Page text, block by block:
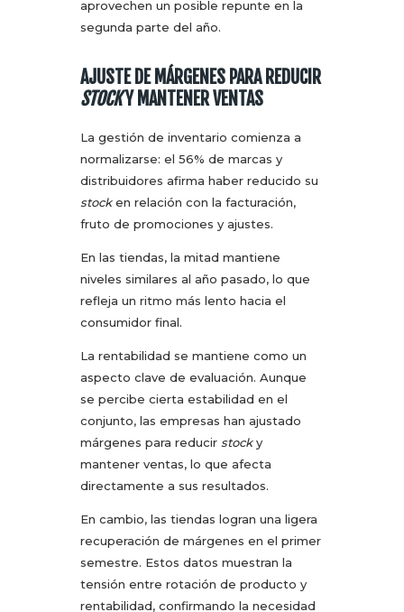
aprovechen un posible repunte en la
segunda parte del año.
AJUSTE DE MÁRGENES PARA REDUCIR
STOCKY MANTENER VENTAS
La gestión de inventario comienza a
normalizarse: el 56% de marcas y
distribuidores afirma haber reducido su
stocken relación con la facturación,
fruto de promociones y ajustes.
En las tiendas, la mitad mantiene
niveles similares al año pasado, lo que
refleja un ritmo más lento hacia el
consumidor final.
La rentabilidad se mantiene como un
aspecto clave de evaluación. Aunque
se percibe cierta estabilidad en el
conjunto, las empresas han ajustado
márgenes para reducir stocky
mantener ventas, lo que afecta
directamente a sus resultados.
En cambio, las tiendas logran una ligera
recuperación de márgenes en el primer
semestre. Estos datos muestran la
tensión entre rotación de producto y
rentabilidad, confirmando la necesidad